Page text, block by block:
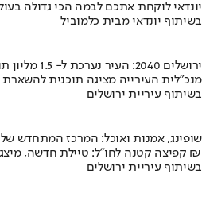
יונדאי לוקחת אתכם לבמה הכי גדולה
בשיתוף יונדאי מבית כלמוביל
ירושלים 2040: העיר נערכת ל- 1.5 מליון תושבים
מנכ"לית העירייה מציגה תוכנית
בשיתוף עיריית ירושלים
שופינג, אמנות ואוכל: המרכז המתחדש
קפיצה קטנה לחו"ל: טיילת חדשה, מיצגי אמנות, וכיכרות משופצות בהשקעה של 100 מיליון ₪
בשיתוף עיריית ירושלים